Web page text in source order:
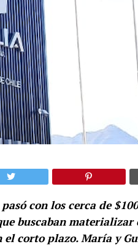
con los cerca de
buscaban materializar
corto plazo. María y